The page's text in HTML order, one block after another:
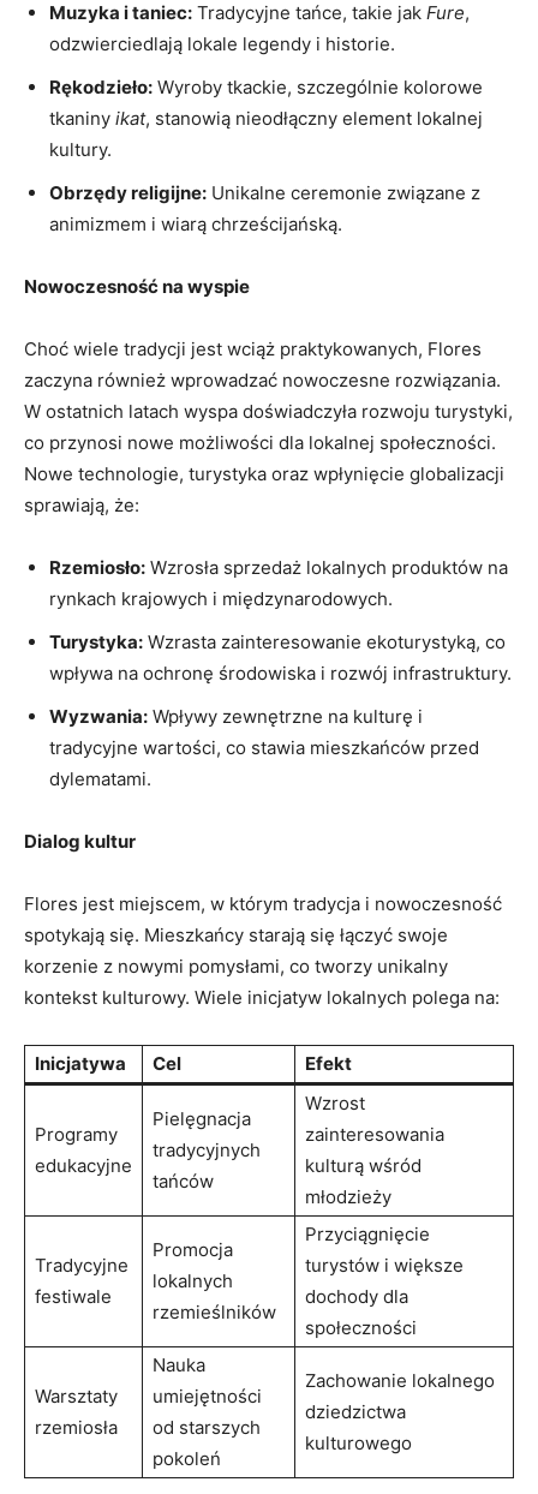
Muzyka i⁢ taniec: Tradycyjne tańce, takie jak Fure,‍
odzwierciedlają lokale legendy i historie.
Rękodzieło: ⁣Wyroby tkackie, szczególnie ⁤kolorowe​
tkaniny ikat, stanowią nieodłączny element ⁢lokalnej
kultury.
Obrzędy ⁢religijne: Unikalne ceremonie związane z
animizmem i‍ wiarą‌ chrześcijańską.
Nowoczesność na‌ wyspie
Choć wiele tradycji jest wciąż praktykowanych, Flores
⁤zaczyna również wprowadzać nowoczesne rozwiązania.
⁢W ostatnich latach wyspa doświadczyła rozwoju‍ turystyki,
co przynosi nowe ​możliwości‍ dla lokalnej ‌społeczności.
Nowe technologie, turystyka ‌oraz wpłynięcie globalizacji
sprawiają, że:
Rzemiosło: Wzrosła‌ sprzedaż lokalnych produktów na
rynkach ⁣krajowych i międzynarodowych.
Turystyka: Wzrasta zainteresowanie ekoturystyką, co
wpływa na ochronę środowiska i rozwój infrastruktury.
Wyzwania: ‌Wpływy zewnętrzne ⁣na kulturę i
tradycyjne​ wartości, co stawia mieszkańców przed
dylematami.
Dialog kultur
Flores jest miejscem,⁣ w którym tradycja i⁢ nowoczesność
spotykają się. Mieszkańcy starają się ⁤łączyć swoje
korzenie z nowymi pomysłami, co tworzy unikalny
kontekst kulturowy. Wiele inicjatyw lokalnych polega na:
Inicjatywa Cel Efekt
Programy
edukacyjne
Pielęgnacja‌
tradycyjnych⁤
tańców
Wzrost
zainteresowania
⁤kulturą wśród
młodzieży
Tradycyjne
⁣festiwale
Promocja⁤
lokalnych
⁢rzemieślników
Przyciągnięcie
turystów i większe
dochody dla
społeczności
Warsztaty
rzemiosła
Nauka
umiejętności
od starszych
pokoleń
Zachowanie lokalnego
dziedzictwa
kulturowego